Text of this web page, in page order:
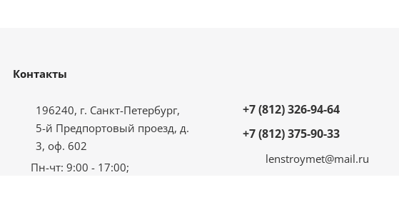
Контакты
196240, г. Санкт-Петербург,
5-й Предпортовый проезд, д.
3, оф. 602
Пн-чт: 9:00 - 17:00;
+7 (812) 326-94-64
+7 (812) 375-90-33
lenstroymet@mail.ru